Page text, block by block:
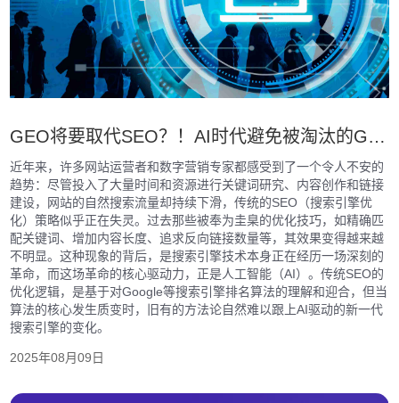
GEO将要取代SEO？！AI时代避免被淘汰的GEO技巧！生成式搜寻引擎优化教学
近年来，许多网站运营者和数字营销专家都感受到了一个令人不安的
趋势：尽管投入了大量时间和资源进行关键词研究、内容创作和链接
建设，网站的自然搜索流量却持续下滑，传统的SEO（搜索引擎优
化）策略似乎正在失灵。过去那些被奉为圭臬的优化技巧，如精确匹
配关键词、增加内容长度、追求反向链接数量等，其效果变得越来越
不明显。这种现象的背后，是搜索引擎技术本身正在经历一场深刻的
革命，而这场革命的核心驱动力，正是人工智能（AI）。传统SEO的
优化逻辑，是基于对Google等搜索引擎排名算法的理解和迎合，但当
算法的核心发生质变时，旧有的方法论自然难以跟上AI驱动的新一代
搜索引擎的变化。
2025年08月09日